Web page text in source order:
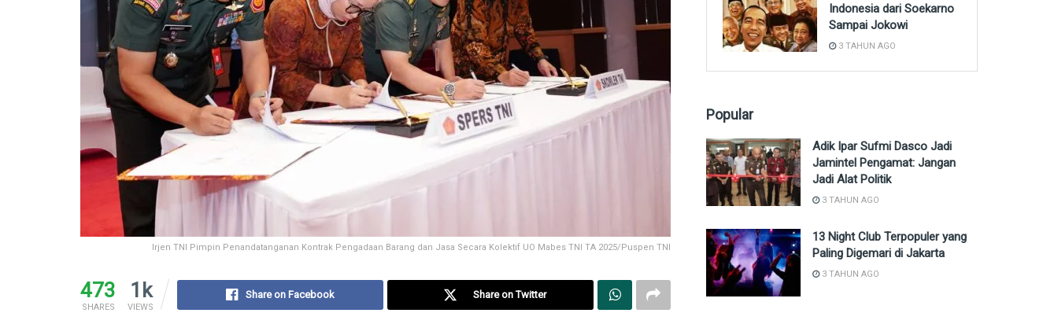
Irjen TNI Pimpin Penandatanganan Kontrak Pengadaan Barang dan Jasa Secara Kolektif UO Mabes TNI TA 2025/Puspen TNI
473
SHARES
1k
VIEWS
Share on Facebook Share on Twitter
Indonesia dari Soekarno
Sampai Jokowi
3 TAHUN AGO
Popular
Adik Ipar Sufmi Dasco Jadi
Jamintel Pengamat: Jangan
Jadi Alat Politik
3 TAHUN AGO
13 Night Club Terpopuler yang
Paling Digemari di Jakarta
3 TAHUN AGO